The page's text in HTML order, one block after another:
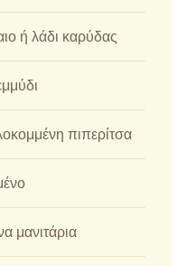
ή λάδι καρύδας
πιπερίτσα
μανιτάρια